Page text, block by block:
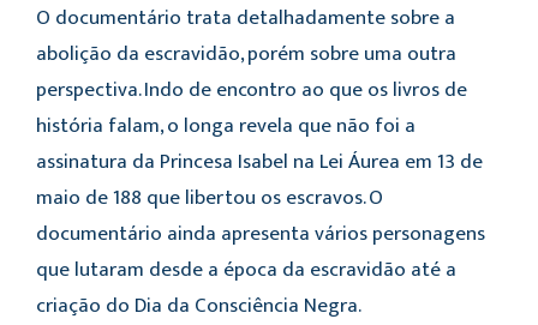
O documentário trata detalhadamente sobre a
abolição da escravidão, porém sobre uma outra
perspectiva. Indo de encontro ao que os livros de
história falam, o longa revela que não foi a
assinatura da Princesa Isabel na Lei Áurea em 13 de
maio de 188 que libertou os escravos. O
documentário ainda apresenta vários personagens
que lutaram desde a época da escravidão até a
criação do Dia da Consciência Negra.